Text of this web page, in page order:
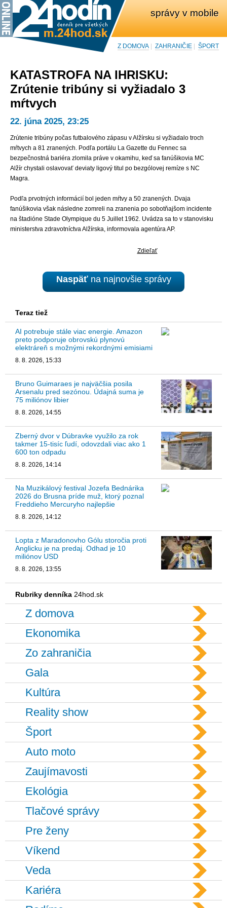
správy v mobile
Z DOMOVA ZAHRANIČIE ŠPORT
KATASTROFA NA IHRISKU:
Zrútenie tribúny si vyžiadalo 3
mŕtvych
22. júna 2025, 23:25
Zrútenie tribúny počas futbalového zápasu v Alžírsku si vyžiadalo troch
mŕtvych a 81 zranených. Podľa portálu La Gazette du Fennec sa
bezpečnostná bariéra zlomila práve v okamihu, keď sa fanúšikovia MC
Alžír chystali oslavovať deviaty ligový titul po bezgólovej remíze s NC
Magra.
Podľa prvotných informácií bol jeden mŕtvy a 50 zranených. Dvaja
fanúšikovia však následne zomreli na zranenia po sobotňajšom incidente
na štadióne Stade Olympique du 5 Juillet 1962. Uvádza sa to v stanovisku
ministerstva zdravotníctva Alžírska, informovala agentúra AP.
Zdieľať
Naspäťna najnovšie správy
Teraz tiež
AI potrebuje stále viac energie. Amazon
preto podporuje obrovskú plynovú
elektráreň s možnými rekordnými emisiami
8. 8. 2026, 15:33
Bruno Guimaraes je najväčšia posila
Arsenalu pred sezónou. Údajná suma je
75 miliónov libier
8. 8. 2026, 14:55
Zberný dvor v Dúbravke využilo za rok
takmer 15-tisíc ľudí, odovzdali viac ako 1
600 ton odpadu
8. 8. 2026, 14:14
Na Muzikálový festival Jozefa Bednárika
2026 do Brusna príde muž, ktorý poznal
Freddieho Mercuryho najlepšie
8. 8. 2026, 14:12
Lopta z Maradonovho Gólu storočia proti
Anglicku je na predaj. Odhad je 10
miliónov USD
8. 8. 2026, 13:55
Rubriky denníka 24hod.sk
Z domova
Ekonomika
Zo zahraničia
Gala
Kultúra
Reality show
Šport
Auto moto
Zaujímavosti
Ekológia
Tlačové správy
Pre ženy
Víkend
Veda
Kariéra